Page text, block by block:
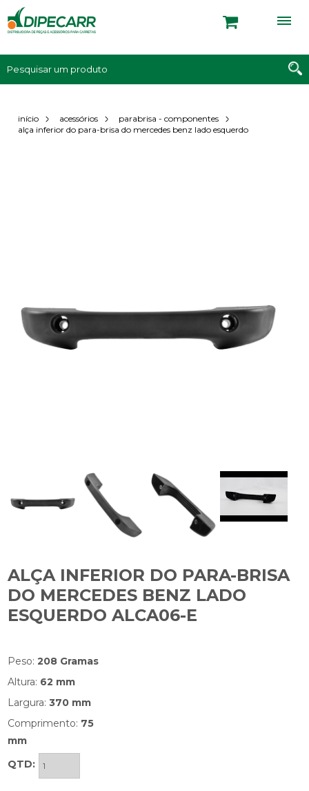
início acessórios
parabrisa - componentes
alça inferior do para-brisa do mercedes benz lado esquerdo
ALÇA INFERIOR DO PARA-BRISA
DO MERCEDES BENZ LADO
ESQUERDO ALCA06-E
Peso:208 Gramas
Altura: 62 mm
Largura:370 mm
Comprimento: 75
mm
QTD: